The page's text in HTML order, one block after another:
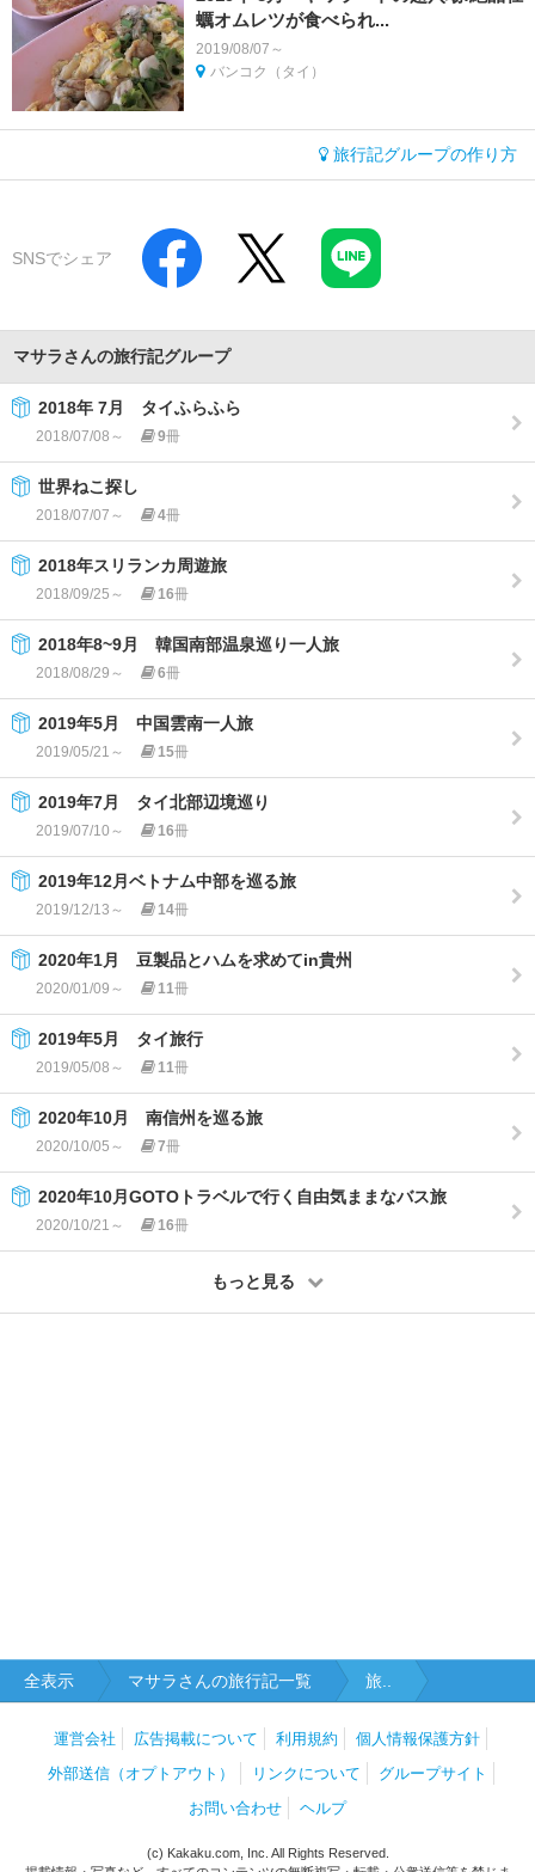
蠣オムレツが食べられ...
2019/08/07～
バンコク（タイ）
旅行記グループの作り方
SNSでシェア
マサラさんの旅行記グループ
2018年 7月 タイふらふら
2018/07/08～ 9冊
世界ねこ探し
2018/07/07～ 4冊
2018年スリランカ周遊旅
2018/09/25～ 16冊
2018年8~9月 韓国南部温泉巡り一人旅
2018/08/29～ 6冊
2019年5月 中国雲南一人旅
2019/05/21～ 15冊
2019年7月 タイ北部辺境巡り
2019/07/10～ 16冊
2019年12月ベトナム中部を巡る旅
2019/12/13～ 14冊
2020年1月 豆製品とハムを求めてin貴州
2020/01/09～ 11冊
2019年5月 タイ旅行
2019/05/08～ 11冊
2020年10月 南信州を巡る旅
2020/10/05～ 7冊
2020年10月GOTOトラベルで行く自由気ままなバス旅
2020/10/21～ 16冊
もっと見る
全表示 マサラさんの旅行記一覧 旅..
運営会社 広告掲載について 利用規約
個人情報保護方針
外部送信（オプトアウト）
リンクについて
グループサイト
お問い合わせ
ヘルプ
(c) Kakaku.com, Inc. All Rights Reserved.